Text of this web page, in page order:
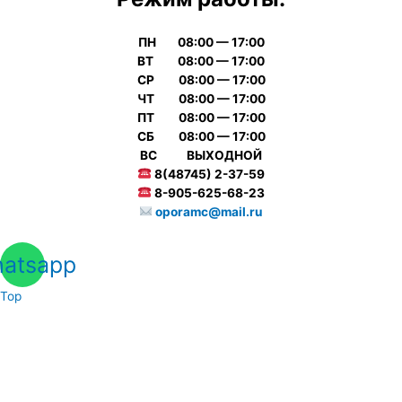
ПН 08:00 — 17:00
ВТ 08:00 — 17:00
СР 08:00 — 17:00
ЧТ 08:00 — 17:00
ПТ 08:00 — 17:00
СБ 08:00 — 17:00
ВС ВЫХОДНОЙ
8(48745) 2-37-59
8-905-625-68-23
oporamc@mail.ru
Top